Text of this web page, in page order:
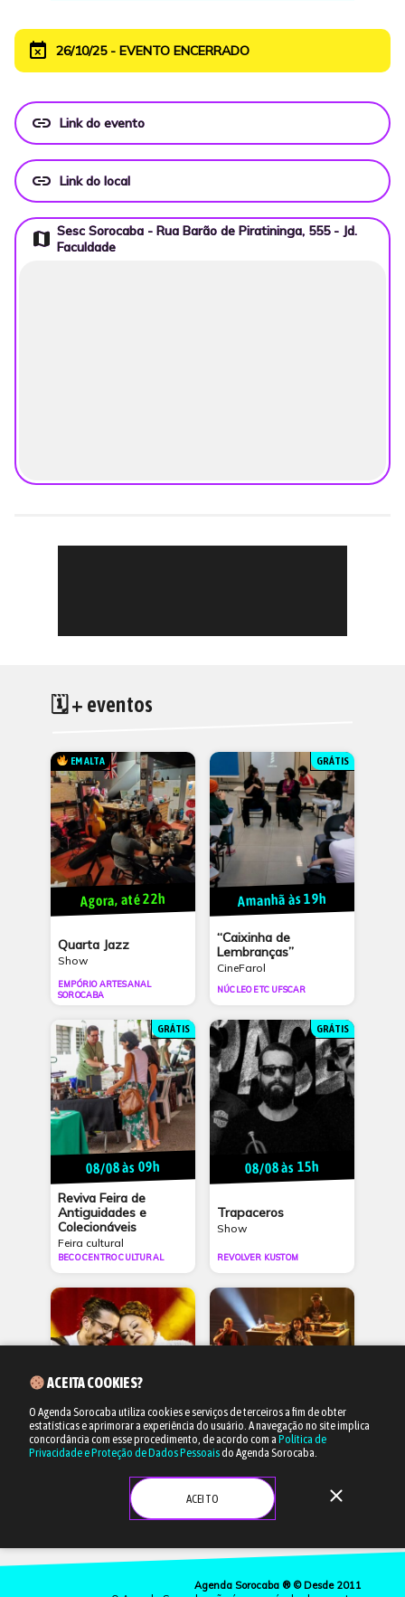
event_busy 26/10/25 - EVENTO ENCERRADO
link Link do evento
link Link do local
map Sesc Sorocaba - Rua Barão de Piratininga, 555 - Jd.
Faculdade
🗓 + eventos
EM ALTA
Agora, até 22h
Quarta Jazz
Show
EMPÓRIO ARTESANAL
SOROCABA
GRÁTIS
Amanhã às 19h
“Caixinha de
Lembranças”
CineFarol
NÚCLEO ETC UFSCAR
GRÁTIS
08/08 às 09h
Reviva Feira de
Antiguidades e
Colecionáveis
Feira cultural
BECO CENTRO CULTURAL
GRÁTIS
08/08 às 15h
Trapaceros
Show
REVOLVER KUSTOM
19/09 às 19h
Cleber Silveira
17/10 às 20h
SNJ
Show
Agenda Sorocaba ® © Desde 2011
ACEITA COOKIES?
O Agenda Sorocaba utiliza cookies e serviços de terceiros a fim de obter
estatísticas e aprimorar a experiência do usuário. A navegação no site implica
concordância com esse procedimento, de acordo com a Política de
Privacidade e Proteção de Dados Pessoaisdo Agenda Sorocaba.
ACEITO close